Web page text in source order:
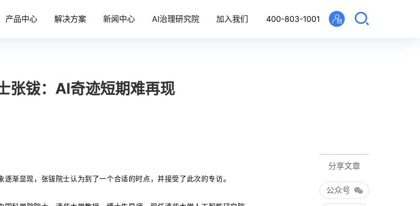
产品中心 解决方案 新闻中心 AI治理研究院 加入我们 400-803-1001
张钹：AI奇迹短期难再现
渐显现，张钹院士认为到了一个合适的时点，并接受了此次的专访。
分享文章
公众号